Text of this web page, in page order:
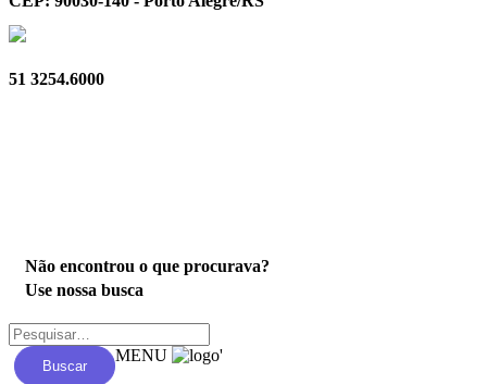
51 3254.6000
Não encontrou o que procurava?
Use nossa busca
Buscar
MENU '